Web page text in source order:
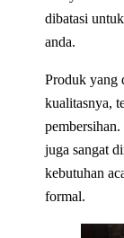
dibatasi
anda.
Produk yang
kualitasnya,
juga sangat
kebutuhan
formal.